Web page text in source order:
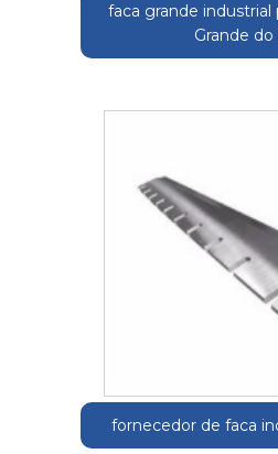
faca grande
Grande do
fornecedor de faca